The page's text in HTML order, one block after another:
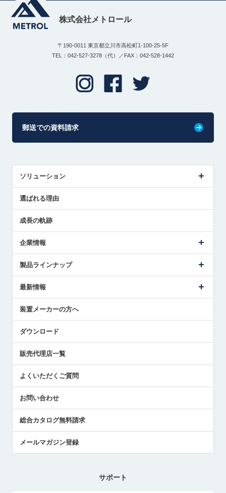
株式会社メトロール
〒190-0011 東京都立川市高松町1-100-25-5F
TEL：042-527-3278（代）／FAX：042-528-1442
郵送での資料請求
ソリューション
解決策提案
選ばれる理由
成長の軌跡
企業情報
ごあいさつ
受賞履歴
採用情報
国/地域/言語
製品ラインナップ
ツールセッタ製品
エアマイクロセンサ製品
最新情報
メトロールの技術
社員ブログ
中小企業のBCP地震対策
センサのテクニカルガイド
社長ブログ
装置メーカーの方へ
ダウンロード
販売代理店一覧
よくいただくご質問
お問い合わせ
総合カタログ無料請求
メールマガジン登録
サポート